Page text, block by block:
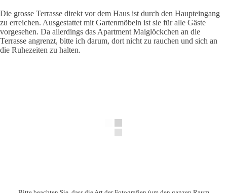
Die grosse Terrasse direkt vor dem Haus ist durch den Haupteingang
zu erreichen. Ausgestattet mit Gartenmöbeln ist sie für alle Gäste
vorgesehen. Da allerdings das Apartment Maiglöckchen an die
Terrasse angrenzt, bitte ich darum, dort nicht zu rauchen und sich an
die Ruhezeiten zu halten.